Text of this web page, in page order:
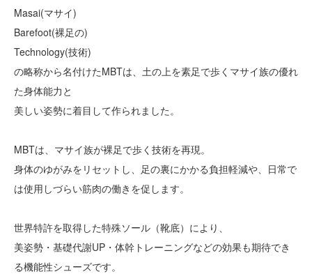
Masai(マサイ)
Barefoot(裸足の)
Technology(技術)
の略称から名付けたMBTは、土の上を素足で歩くマサイ族の優れ
た身体能力と
美しい姿勢に着目して作られました。
MBTは、マサイ族が裸足で歩く技術を再現。
身体のゆがみをリセットし、足の裏にかかる負担軽減や、日常で
は使用しづらい筋肉の働きを促します。
世界特許を取得した特殊ソール（靴底）により、
美姿勢・基礎代謝UP・体幹トレーニングなどの効果も期待でき
る機能性シューズです。